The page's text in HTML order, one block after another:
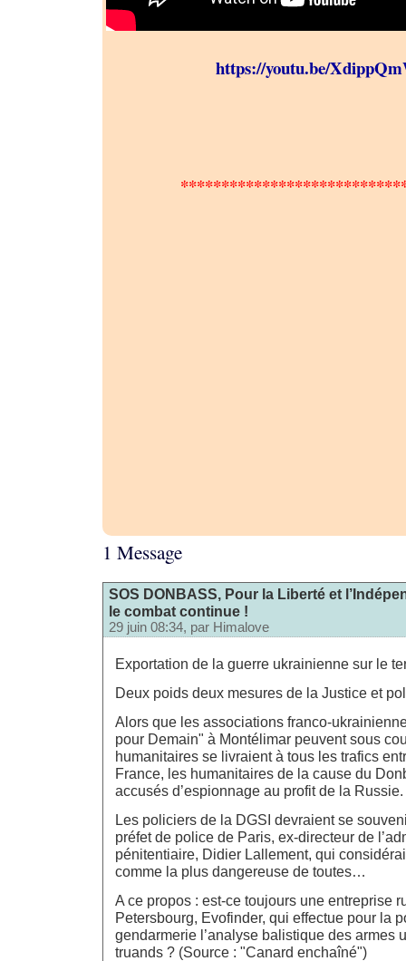
https://youtu.be/
1 Message
SOS DONBASS, Pour la Liberté et
le combat continue !
29 juin 08:34, par Himalove
Exportation de la guerre ukrainienne sur le
Deux poids deux mesures de la Justice et
Alors que les associations franco-
pour Demain" à Montélimar peuvent sous
humanitaires se livraient à tous les trafics
France, les humanitaires de la cause du
accusés d’espionnage au profit de la Russie.
Les policiers de la DGSI devraient se
préfet de police de Paris, ex-directeur de
pénitentiaire, Didier Lallement, qui
comme la plus dangereuse de toutes…
A ce propos : est-ce toujours une entreprise
Petersbourg, Evofinder, qui effectue pour la
gendarmerie l’analyse balistique des armes
truands ? (Source : "Canard enchaîné")